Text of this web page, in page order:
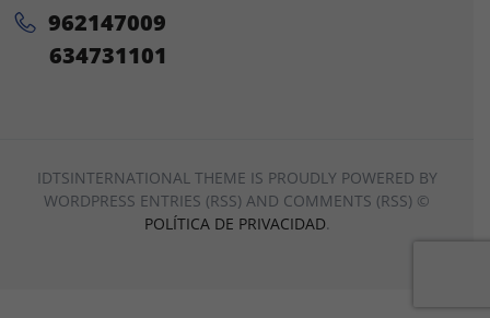
962147009
634731101
IDTSINTERNATIONAL THEME IS PROUDLY POWERED BY
WORDPRESS ENTRIES (RSS) AND COMMENTS (RSS) ©
POLÍTICA DE PRIVACIDAD.